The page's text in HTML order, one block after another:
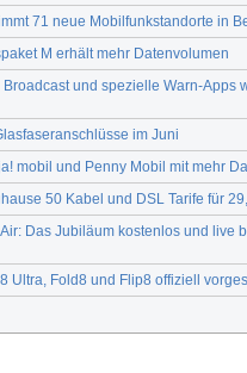
71 neue Mobilfunkstandorte in
M erhält mehr Datenvolumen
und spezielle Warn-Apps
im Juni
mobil und Penny Mobil mit mehr
50 Kabel und DSL Tarife für
Das Jubiläum kostenlos und live
Ultra, Fold8 und Flip8 offiziell